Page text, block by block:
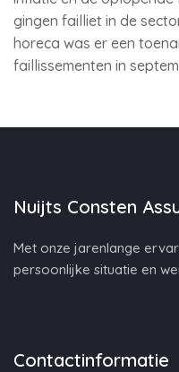
gingen failliet in de
horeca was er een
faillissementen in
Nuijts Consten
Met onze jarenlange
persoonlijke situatie en
Contactinformatie